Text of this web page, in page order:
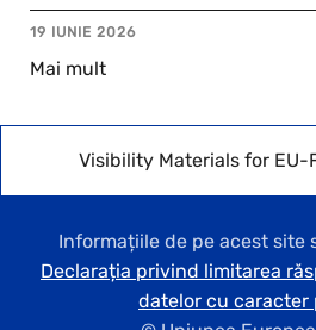
19 IUNIE 2026
Mai mult
Visibility Materials for EU-
Informațiile de pe acest site
Declarația privind limitarea
datelor cu caracter